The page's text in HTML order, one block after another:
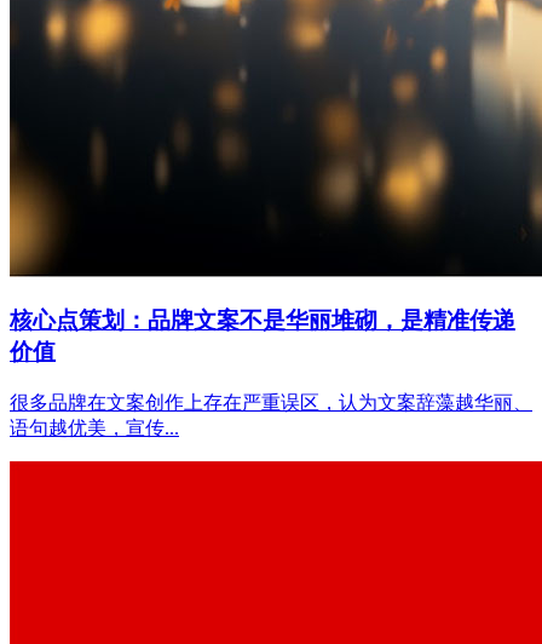
核心点策划：品牌文案不是华丽堆砌，是精准传递
价值
很多品牌在文案创作上存在严重误区，认为文案辞藻越华丽、
语句越优美，宣传...